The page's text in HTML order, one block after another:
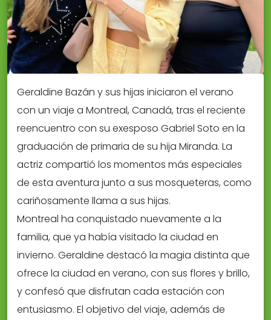
Geraldine Bazán y sus hijas iniciaron el verano
con un viaje a Montreal, Canadá, tras el reciente
reencuentro con su exesposo Gabriel Soto en la
graduación de primaria de su hija Miranda. La
actriz compartió los momentos más especiales
de esta aventura junto a sus mosqueteras, como
cariñosamente llama a sus hijas.
Montreal ha conquistado nuevamente a la
familia, que ya había visitado la ciudad en
invierno. Geraldine destacó la magia distinta que
ofrece la ciudad en verano, con sus flores y brillo,
y confesó que disfrutan cada estación con
entusiasmo. El objetivo del viaje, además de